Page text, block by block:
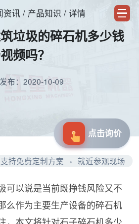
资讯 / 产品知识 / 详情
垃圾的碎石机多少钱
频吗？
发布：2020-10-09
点击询价
支持免费定制方案 就近参观现场
可以说是当前既挣钱风险又不
么作为主要生产设备的碎石机
，本文将针对石子碎石机多少